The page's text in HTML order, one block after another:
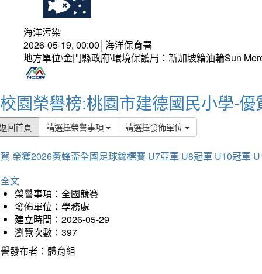
海洋污染
2026-05-19, 00:00│海洋保育署
地方單位\金門縣政府\環境保護局：新加坡籍油輪Sun
校園榮譽榜:桃園市建德國民小學-優
回首頁 請選擇榮譽事項 請選擇發佈單位
榮獲2026黃蜂盃全國足球錦標賽 U7亞軍 U8冠軍 U10冠軍
文
榮譽事項：全國競賽
發佈單位：學務處
建立時間：2026-05-29
瀏覽次數：397
發布者：體育組